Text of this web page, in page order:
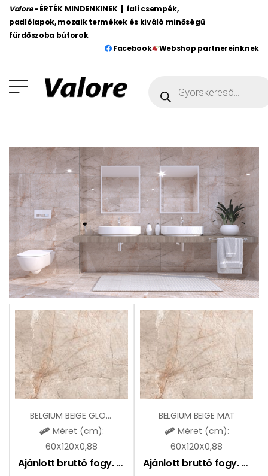
Valore - ÉRTÉK MINDENKINEK | fali csempék,
padlólapok, mozaik termékek és kiváló minőségű
fürdőszoba bútorok
Facebook
Webshop partnereinknek
BELGIUM BEIGE GLOSSY
Méret (cm):
60X120X0,88
Ajánlott bruttó fogy. ár: 9490Ft
BELGIUM BEIGE MAT
Méret (cm):
60X120X0,88
Ajánlott bruttó fogy. ár: